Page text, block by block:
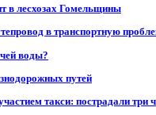
в лесхозах Гомельщины
в транспортную
воды?
путей
такси: пострадали три